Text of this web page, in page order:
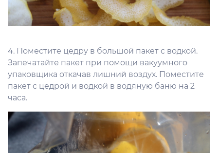
4. Поместите цедру в большой пакет с водкой.
Запечатайте пакет при помощи вакуумного
упаковщика откачав лишний воздух. Поместите
пакет с цедрой и водкой в водяную баню на 2
часа.